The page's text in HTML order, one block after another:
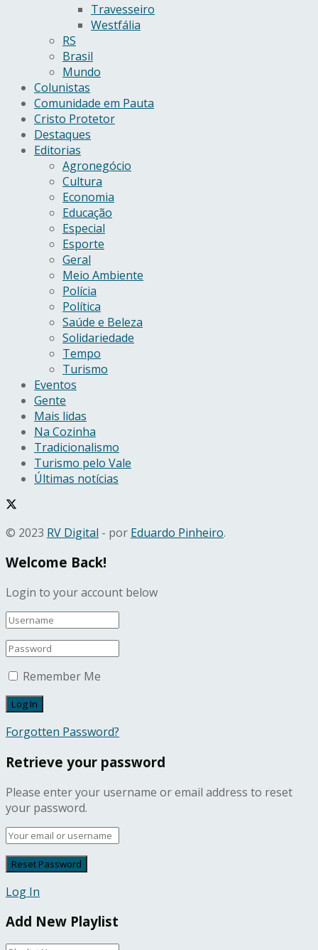
Travesseiro
Westfália
RS
Brasil
Mundo
Colunistas
Comunidade em Pauta
Cristo Protetor
Destaques
Editorias
Agronegócio
Cultura
Economia
Educação
Especial
Esporte
Geral
Meio Ambiente
Polícia
Política
Saúde e Beleza
Solidariedade
Tempo
Turismo
Eventos
Gente
Mais lidas
Na Cozinha
Tradicionalismo
Turismo pelo Vale
Últimas notícias
© 2023 RV Digital - por Eduardo Pinheiro.
Welcome Back!
Login to your account below
Remember Me
Forgotten Password?
Retrieve your password
Please enter your username or email address to reset
your password.
Log In
Add New Playlist